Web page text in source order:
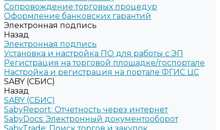
Сопровождение торговых процедур
Оформление банковских гарантий
Электронная подпись
Назад
Электронная подпись
Установка и настройка ПО для работы с ЭП
Регистрация на торговой площадке/госпортале
Настройка и регистрация на портале ФГИС ЦС
SABY (СБИС)
Назад
SABY (СБИС)
SabyReport: Отчетность через интернет
SabyDocs: Электронный документооборот